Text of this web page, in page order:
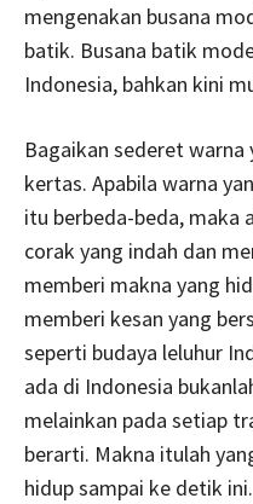
mengenakan busana
batik. Busana batik
Indonesia, bahkan kini
Bagaikan sederet
kertas. Apabila warna
itu berbeda-beda, maka
corak yang indah dan
memberi makna yang
memberi kesan yang
seperti budaya leluhur
ada di Indonesia
melainkan pada setiap
berarti. Makna itulah
hidup sampai ke detik ini.